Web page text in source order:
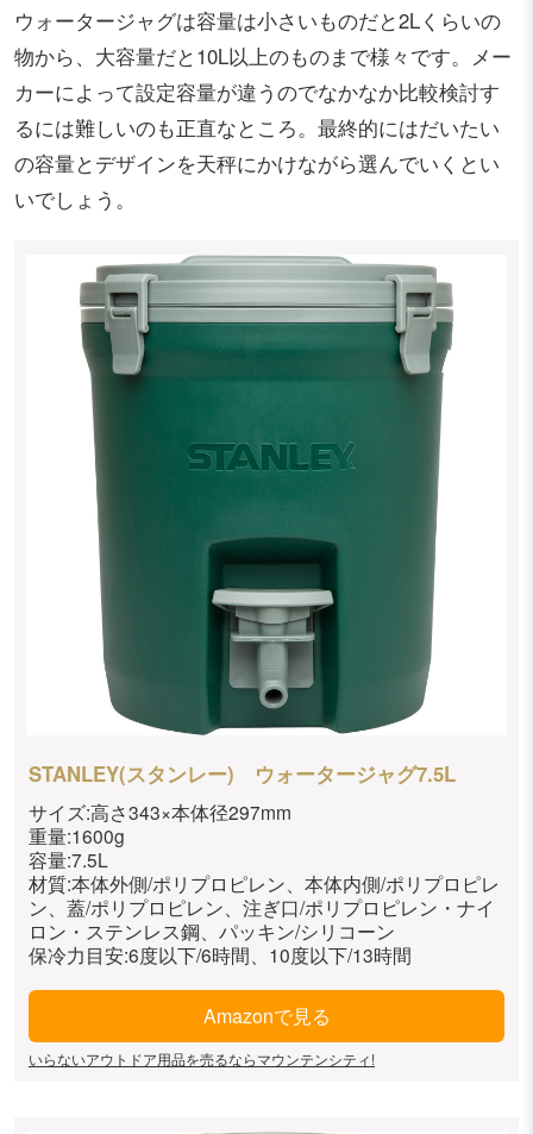
ウォータージャグは容量は小さいものだと2Lくらいの
物から、大容量だと10L以上のものまで様々です。メー
カーによって設定容量が違うのでなかなか比較検討す
るには難しいのも正直なところ。最終的にはだいたい
の容量とデザインを天秤にかけながら選んでいくとい
いでしょう。
STANLEY(スタンレー) ウォータージャグ7.5L
サイズ:高さ343×本体径297mm
重量:1600g
容量:7.5L
材質:本体外側/ポリプロピレン、本体内側/ポリプロピレ
ン、蓋/ポリプロピレン、注ぎ口/ポリプロピレン・ナイ
ロン・ステンレス鋼、パッキン/シリコーン
保冷力目安:6度以下/6時間、10度以下/13時間
Amazonで見る
いらないアウトドア用品を売るならマウンテンシティ!